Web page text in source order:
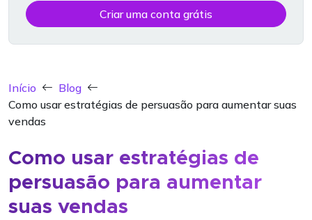
Criar uma conta grátis
Início
Blog
Como usar estratégias de persuasão para aumentar suas
vendas
Como usar estratégias de
persuasão para aumentar
suas vendas